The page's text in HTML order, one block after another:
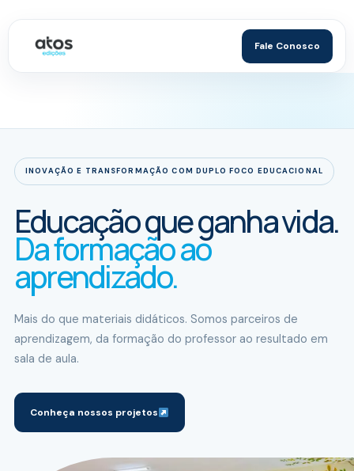
Fale Conosco
INOVAÇÃO E TRANSFORMAÇÃO COM DUPLO FOCO EDUCACIONAL
Educação que ganha vida.
Da formação ao
aprendizado.
Mais do que materiais didáticos. Somos parceiros de
aprendizagem, da formação do professor ao resultado em
sala de aula.
Conheça nossos projetos